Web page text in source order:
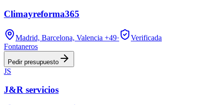
Climayreforma365
Madrid, Barcelona, Valencia +49·
Verificada
Fontaneros
Pedir presupuesto
JS
J&R servicios